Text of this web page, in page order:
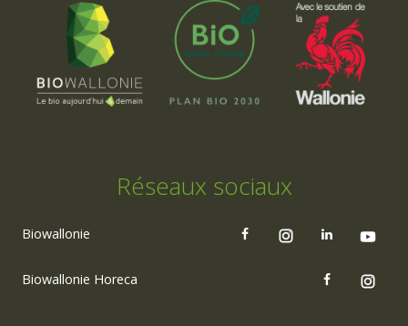
Réseaux sociaux
Biowallonie
Biowallonie Horeca